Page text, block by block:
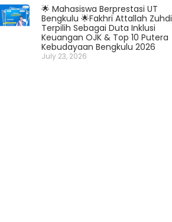
🌟 Mahasiswa Berprestasi UT
Bengkulu 🌟Fakhri Attallah Zuhdi
Terpilih Sebagai Duta Inklusi
Keuangan OJK & Top 10 Putera
Kebudayaan Bengkulu 2026
July 23, 2026